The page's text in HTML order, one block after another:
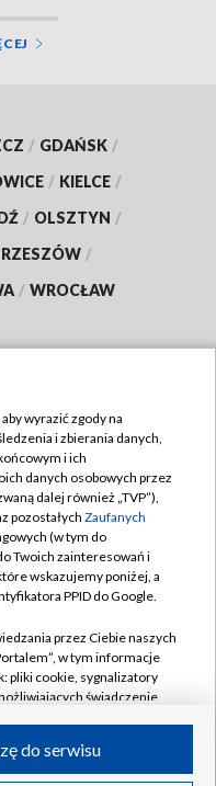
/ GDAŃSK /
/ KIELCE /
/ OLSZTYN /
RZESZÓW /
/ WROCŁAW
w likwidacji
wyrazić zgody na
i zbierania danych,
i ich
danych osobowych przez
dalej również „TVP”),
pozostałych Zaufanych
(w tym do
Twoich zainteresowań i
wskazujemy poniżej, a
PPID do Google.
przez Ciebie naszych
w tym informacje
pliki cookie, sygnalizatory
świadczenie
do serwisu